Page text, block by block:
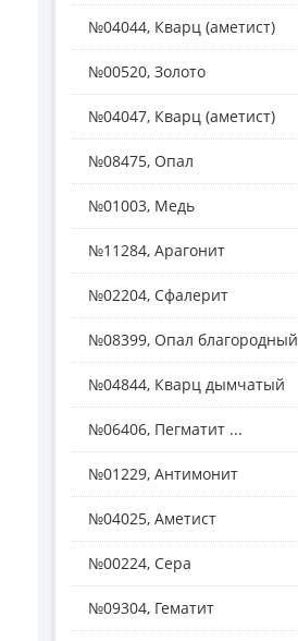
№04044, Кварц (аметист)
№00520, Золото
№04047, Кварц (аметист)
№08475, Опал
№01003, Медь
№11284, Арагонит
№02204, Сфалерит
№08399, Опал благородный
№04844, Кварц дымчатый
№06406, Пегматит ...
№01229, Антимонит
№04025, Аметист
№00224, Сера
№09304, Гематит